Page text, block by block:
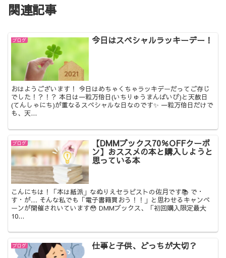
関連記事
ブログ 今日はスペシャルラッキーデー！
おはようございます！ 今日はめちゃくちゃラッキデーだってご存じ
でした！？！？ 本日は一粒万倍日(いちりゅうまんばいび)と天赦日
(てんしゃにち)が重なるスペシャルな日なのです✨ 一粒万倍日だけで
も、天...
ブログ 【DMMブックス70％OFFクーポ
ン】おススメの本と購入しようと
思っている本
こんにちは！「本は紙派」なぬりえセラピストの佐月です📚 で・
す・が… そんな私でも「電子書籍買おう！！」と思わせるキャンペ
ーンが開催されいています😳 DMMブックス、「初回購入限定最大
10...
ブログ 仕事と子供、どっちが大切？